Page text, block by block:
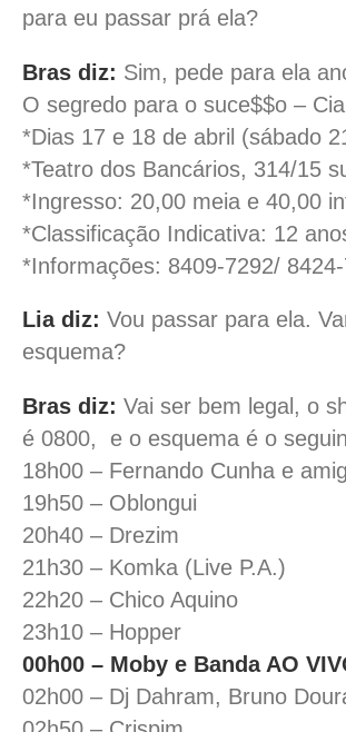
para eu passar prá ela?
Bras diz: Sim, pede para ela
O segredo para o suce$$o –
*Dias 17 e 18 de abril (sábado
*Teatro dos Bancários, 314/15
*Ingresso: 20,00 meia e 40,00
*Classificação Indicativa: 12
*Informações: 8409-7292/
Lia diz: Vou passar para ela.
esquema?
Bras diz: Vai ser bem legal, o
é 0800, e o esquema é o
18h00 – Fernando Cunha e
19h50 – Oblongui
20h40 – Drezim
21h30 – Komka (Live P.A.)
22h20 – Chico Aquino
23h10 – Hopper
00h00 – Moby e Banda AO
02h00 – Dj Dahram, Bruno